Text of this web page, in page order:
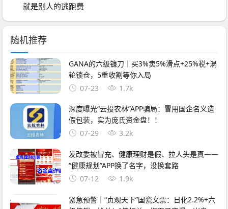
就是别人的逃跑费
随机推荐
GANA的六级镰刀｜买3%卖5%滑点+25%税+涡
轮锁仓，5重收割等你入局
07-23
1.7k
深度曝光“云投农林”APP骗局：冒用国企名义造
假包装，实为庞氏资金盘！！
07-29
3.2k
发改委被冒充、健康理财是假、拉人头是真——
“健康规划”APP换了名字，没换套路
07-12
1.9k
紧急预警｜“贞观天下”国瓷文票：日化2.2%+六